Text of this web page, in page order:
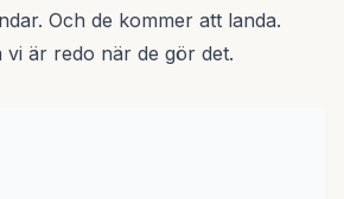
Och de kommer att landa.
vi är redo när de gör det.